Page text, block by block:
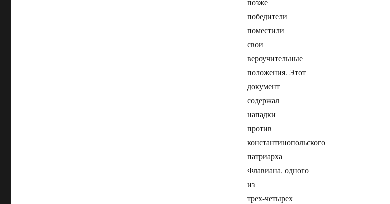
позже
победители
поместили
свои
вероучительные
положения. Этот
документ
содержал
нападки
против
константинопольского
патриарха
Флавиана, одного
из
трех-четырех